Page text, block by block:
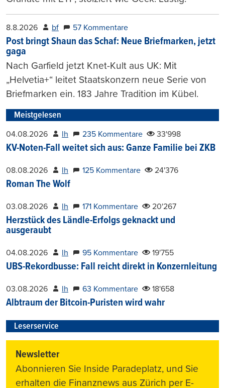
8.8.2026 bf 57 Kommentare
Post bringt Shaun das Schaf: Neue Briefmarken, jetzt
gaga
Nach Garfield jetzt Knet-Kult aus UK: Mit
„Helvetia+“ leitet Staatskonzern neue Serie von
Briefmarken ein. 183 Jahre Tradition im Kübel.
Meistgelesen
04.08.2026 lh 235 Kommentare 33'998
KV-Noten-Fall weitet sich aus: Ganze Familie bei ZKB
08.08.2026 lh 125 Kommentare 24'376
Roman The Wolf
03.08.2026 lh 171 Kommentare 20'267
Herzstück des Ländle-Erfolgs geknackt und
ausgeraubt
04.08.2026 lh 95 Kommentare 19'755
UBS-Rekordbusse: Fall reicht direkt in Konzernleitung
03.08.2026 lh 63 Kommentare 18'658
Albtraum der Bitcoin-Puristen wird wahr
Leserservice
Newsletter
Abonnieren Sie Inside Paradeplatz, und Sie
erhalten die Finanznews aus Zürich per E-